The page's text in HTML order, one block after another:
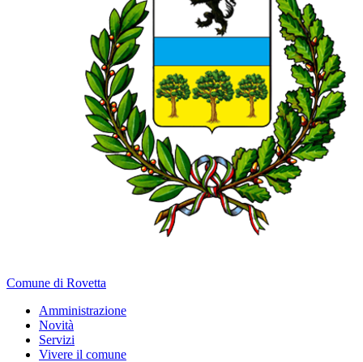
Comune di Rovetta
Amministrazione
Novità
Servizi
Vivere il comune